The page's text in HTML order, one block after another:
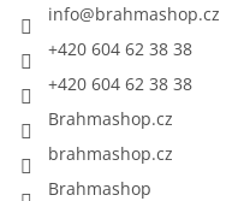
info@brahmashop.cz
+420 604 62 38 38
+420 604 62 38 38
Brahmashop.cz
brahmashop.cz
Brahmashop